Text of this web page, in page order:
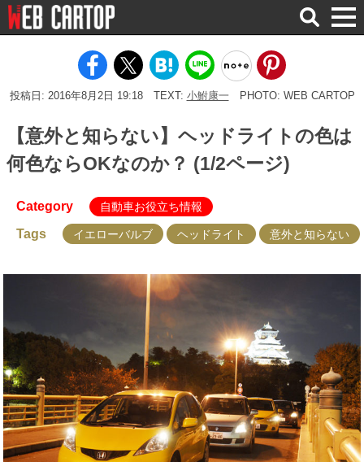
検
索
投稿日: 2016年8月2日 19:18 TEXT: 小鮒康一 PHOTO: WEB CARTOP
【意外と知らない】ヘッドライトの色は
何色ならOKなのか？ (1/2ページ)
Category 自動車お役立ち情報
Tags イエローバルブ ヘッドライト 意外と知らない